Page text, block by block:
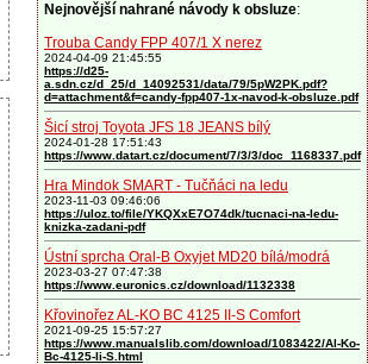
Nejnovější nahrané návody k obsluze:
Trouba Candy FPP 407/1 X nerez
2024-04-09 21:45:55
https://d25-
a.sdn.cz/d_25/d_14092531/data/79/5pW2PK.pdf?
d=attachment&f=candy-fpp407-1x-navod-k-obsluze.pdf
Šicí stroj Toyota JFS 18 JEANS bílý
2024-01-28 17:51:43
https://www.datart.cz/document/7/3/3/doc_1168337.pdf
Hra Mindok SMART - Tučňáci na ledu
2023-11-03 09:46:06
https://uloz.to/file/YKQXxE7O74dk/tucnaci-na-ledu-
knizka-zadani-pdf
Ústní sprcha Oral-B Oxyjet MD20 bílá/modrá
2023-03-27 07:47:38
https://www.euronics.cz/download/1132338
Křovinořez AL-KO BC 4125 II-S Comfort
2021-09-25 15:57:27
https://www.manualslib.com/download/1083422/Al-Ko-
Bc-4125-Ii-S.html